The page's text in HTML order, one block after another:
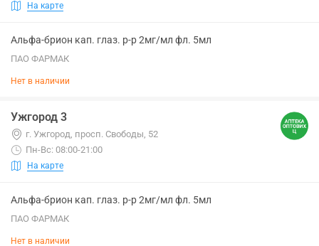
На карте
Альфа-брион кап. глаз. р-р 2мг/мл фл. 5мл
ПАО ФАРМАК
Нет в наличии
Ужгород 3
г. Ужгород, просп. Свободы, 52
Пн-Вс: 08:00-21:00
На карте
Альфа-брион кап. глаз. р-р 2мг/мл фл. 5мл
ПАО ФАРМАК
Нет в наличии